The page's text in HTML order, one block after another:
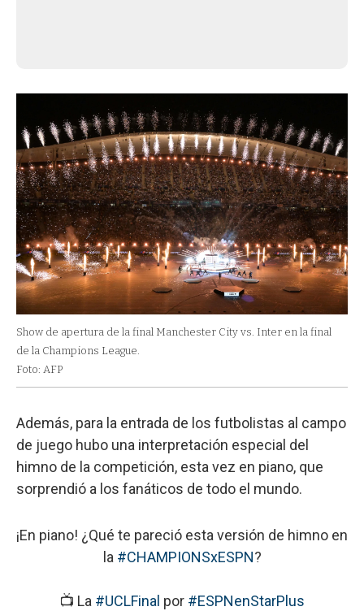
Show de apertura de la final Manchester City vs. Inter en la final
de la Champions League.
Foto: AFP
Además, para la entrada de los futbolistas al campo
de juego hubo una interpretación especial del
himno de la competición, esta vez en piano, que
sorprendió a los fanáticos de todo el mundo.
¡En piano! ¿Qué te pareció esta versión de himno en
la #CHAMPIONSxESPN?
📺 La #UCLFinal por #ESPNenStarPlus